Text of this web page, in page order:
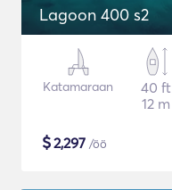
Lagoon 400 s2
Katamaraan
40 ft
12 m
$2,297 /öö